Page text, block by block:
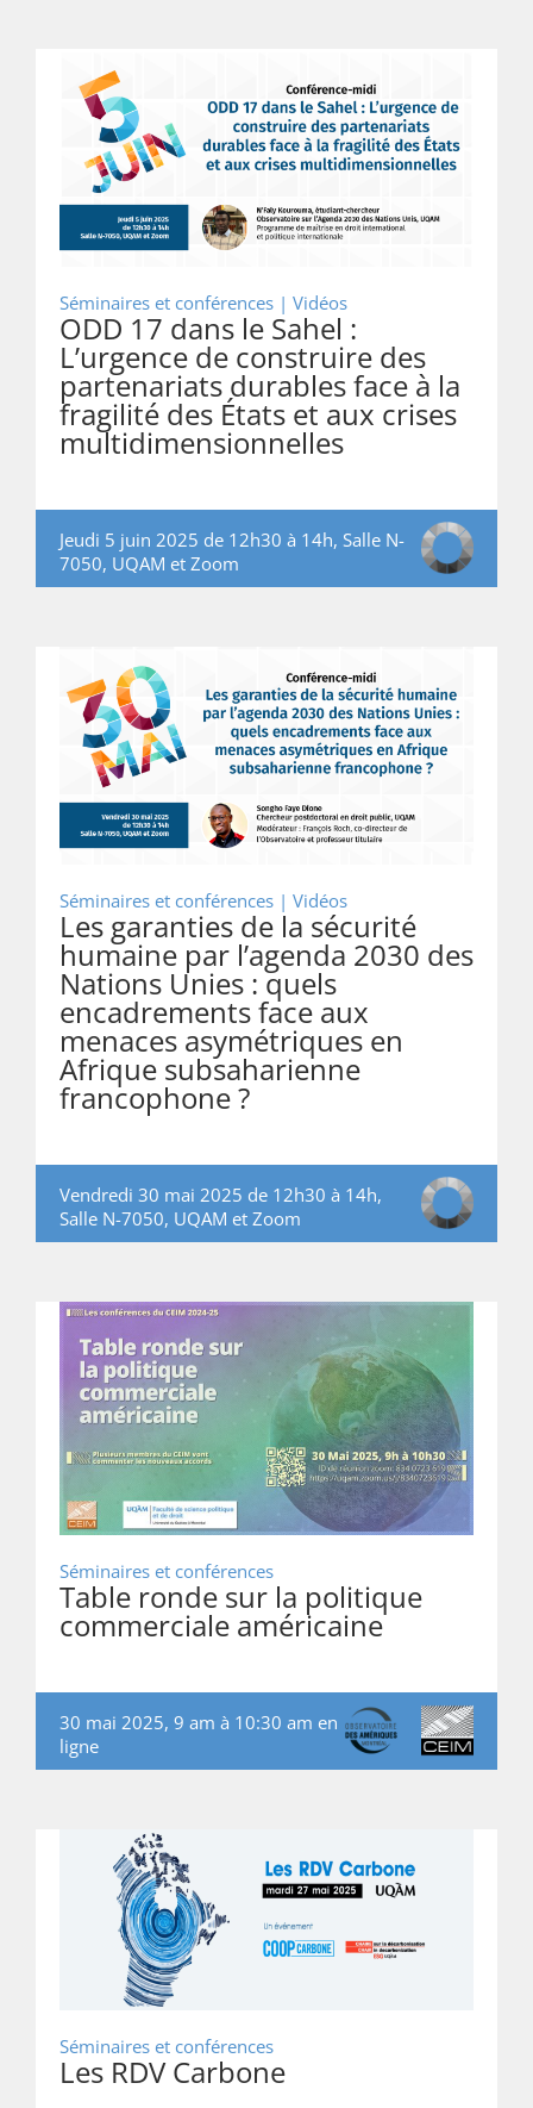
Séminaires et conférences | Vidéos
ODD 17 dans le Sahel :
L’urgence de construire des
partenariats durables face à la
fragilité des États et aux crises
multidimensionnelles
Jeudi 5 juin 2025 de 12h30 à 14h, Salle N-
7050, UQAM et Zoom
Séminaires et conférences | Vidéos
Les garanties de la sécurité
humaine par l’agenda 2030 des
Nations Unies : quels
encadrements face aux
menaces asymétriques en
Afrique subsaharienne
francophone ?
Vendredi 30 mai 2025 de 12h30 à 14h,
Salle N-7050, UQAM et Zoom
Séminaires et conférences
Table ronde sur la politique
commerciale américaine
30 mai 2025, 9 am à 10:30 am en
ligne
Séminaires et conférences
Les RDV Carbone